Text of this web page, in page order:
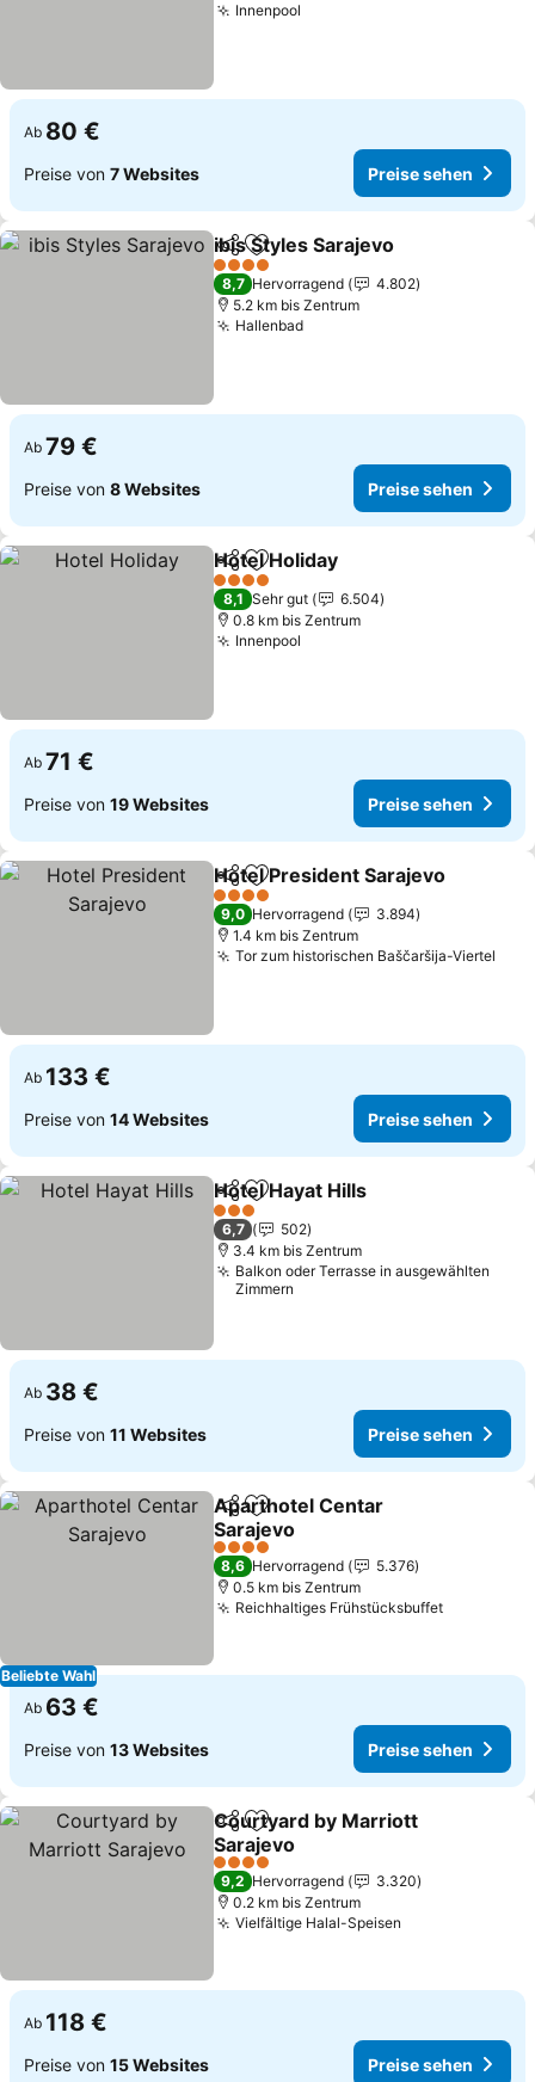
Innenpool
Ab 80 €
Preise von 7 Websites Preise sehen
TeilenZu Favoriten hinzufügen
ibis Styles Sarajevo
4 Sterne
8,7 Hervorragend
4.802
5.2 km bis Zentrum
Hallenbad
Ab 79 €
Preise von 8 Websites Preise sehen
TeilenZu Favoriten hinzufügen
Hotel Holiday
4 Sterne
8,1 Sehr gut
6.504
0.8 km bis Zentrum
Innenpool
Ab 71 €
Preise von 19 Websites Preise sehen
TeilenZu Favoriten hinzufügen
Hotel President Sarajevo
4 Sterne
9,0 Hervorragend
3.894
1.4 km bis Zentrum
Tor zum historischen Baščaršija-Viertel
Ab 133 €
Preise von 14 Websites Preise sehen
TeilenZu Favoriten hinzufügen
Hotel Hayat Hills
3 Sterne
6,7
502
3.4 km bis Zentrum
Balkon oder Terrasse in ausgewählten
Zimmern
Ab 38 €
Preise von 11 Websites Preise sehen
Beliebte Wahl
TeilenZu Favoriten hinzufügen
Aparthotel Centar
Sarajevo
4 Sterne
8,6 Hervorragend
5.376
0.5 km bis Zentrum
Reichhaltiges Frühstücksbuffet
Ab 63 €
Preise von 13 Websites Preise sehen
TeilenZu Favoriten hinzufügen
Courtyard by Marriott
Sarajevo
4 Sterne
9,2 Hervorragend
3.320
0.2 km bis Zentrum
Vielfältige Halal-Speisen
Ab 118 €
Preise von 15 Websites Preise sehen